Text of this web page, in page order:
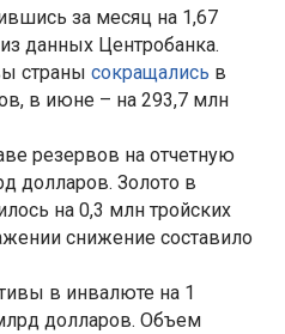
за месяц на 1,67
из данных Центробанка.
странысокращались в
в июне – на 293,7 млн
резервов на отчетную
долларов. Золото в
на 0,3 млн тройских
снижение составило
в инвалюте на 1
долларов. Объем